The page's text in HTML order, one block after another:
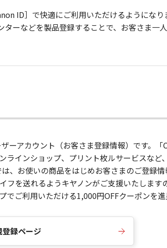
ID］で快適にご利用いただけるようになり
ーなどを製品登録することで、お客さま一
ーアカウント（お客さま登録情報）です。
インショップ、プリント枚ルサービスなど
、お使いの商品をはじめお客さまのご登録
を送れるようキヤノンがご支援いたします
ご利用いただける1,000円OFFクーポンを進
録ページ